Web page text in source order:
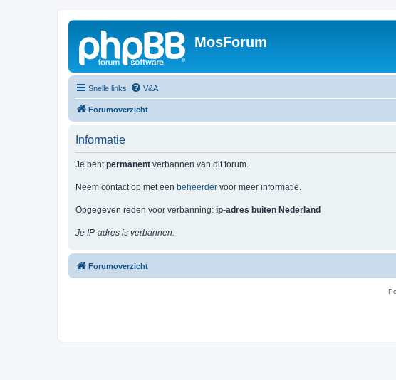
MosForum
Snelle links V&A
Forumoverzicht
Informatie
Je bentpermanent verbannen van dit forum.
Neem contact op met een beheerder voor meer informatie.
Opgegeven reden voor verbanning: ip-adres buiten Nederland
Je IP-adres is verbannen.
Forumoverzicht